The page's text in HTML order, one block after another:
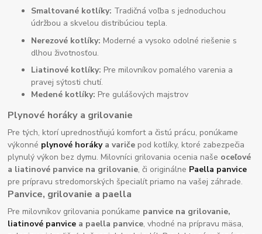
Smaltované kotlíky: Tradičná voľba s jednoduchou
údržbou a skvelou distribúciou tepla.
Nerezové kotlíky: Moderné a vysoko odolné riešenie s
dlhou životnosťou.
Liatinové kotlíky: Pre milovníkov pomalého varenia a
pravej sýtosti chutí.
Medené kotlíky: Pre gulášových majstrov
Plynové horáky a grilovanie
Pre tých, ktorí uprednostňujú komfort a čistú prácu, ponúkame
výkonné plynové horákya variče pod kotlíky, ktoré zabezpečia
plynulý výkon bez dymu. Milovníci grilovania ocenia naše oceľové
a liatinové panvice na grilovanie, či originálne Paella panvice
pre prípravu stredomorských špecialít priamo na vašej záhrade.
Panvice, grilovanie a paella
Pre milovníkov grilovania ponúkame panvice na grilovanie,
liatinové panvice a paella panvice, vhodné na prípravu mäsa,